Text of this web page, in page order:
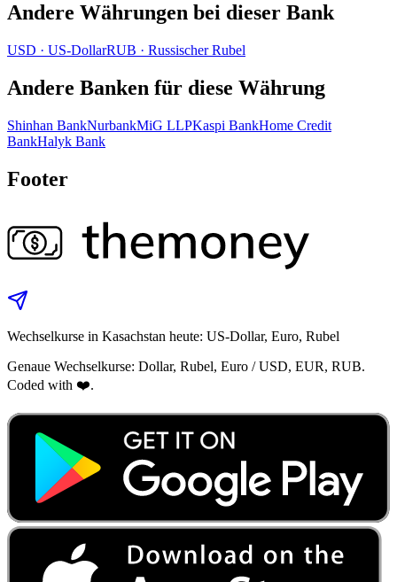
Andere Währungen bei dieser Bank
USD · US‑DollarRUB · Russischer Rubel
Andere Banken für diese Währung
Shinhan BankNurbankMiG LLPKaspi BankHome Credit
BankHalyk Bank
Footer
Wechselkurse in Kasachstan heute: US‑Dollar, Euro, Rubel
Genaue Wechselkurse: Dollar, Rubel, Euro / USD, EUR, RUB.
Coded with ❤️.